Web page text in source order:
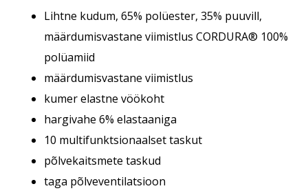
Lihtne kudum, 65% polüester, 35% puuvill,
määrdumisvastane viimistlus CORDURA® 100%
polüamiid
määrdumisvastane viimistlus
kumer elastne vöökoht
hargivahe 6% elastaaniga
10 multifunktsionaalset taskut
põlvekaitsmete taskud
taga põlveventilatsioon